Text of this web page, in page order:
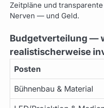
Zeitpläne und
Nerven — und Geld.
Budgetverteilung —
realistischerweise
Posten
Bühnenbau & Material